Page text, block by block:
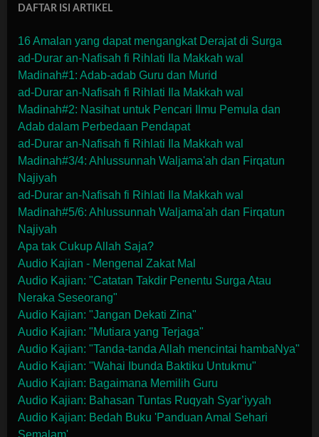
DAFTAR ISI ARTIKEL
16 Amalan yang dapat mengangkat Derajat di Surga
ad-Durar an-Nafisah fi Rihlati Ila Makkah wal
Madinah#1: Adab-adab Guru dan Murid
ad-Durar an-Nafisah fi Rihlati Ila Makkah wal
Madinah#2: Nasihat untuk Pencari Ilmu Pemula dan
Adab dalam Perbedaan Pendapat
ad-Durar an-Nafisah fi Rihlati Ila Makkah wal
Madinah#3/4: Ahlussunnah Waljama'ah dan Firqatun
Najiyah
ad-Durar an-Nafisah fi Rihlati Ila Makkah wal
Madinah#5/6: Ahlussunnah Waljama'ah dan Firqatun
Najiyah
Apa tak Cukup Allah Saja?
Audio Kajian - Mengenal Zakat Mal
Audio Kajian: "Catatan Takdir Penentu Surga Atau
Neraka Seseorang"
Audio Kajian: "Jangan Dekati Zina"
Audio Kajian: "Mutiara yang Terjaga"
Audio Kajian: "Tanda-tanda Allah mencintai hambaNya"
Audio Kajian: "Wahai Ibunda Baktiku Untukmu"
Audio Kajian: Bagaimana Memilih Guru
Audio Kajian: Bahasan Tuntas Ruqyah Syar’iyyah
Audio Kajian: Bedah Buku 'Panduan Amal Sehari
Semalam'